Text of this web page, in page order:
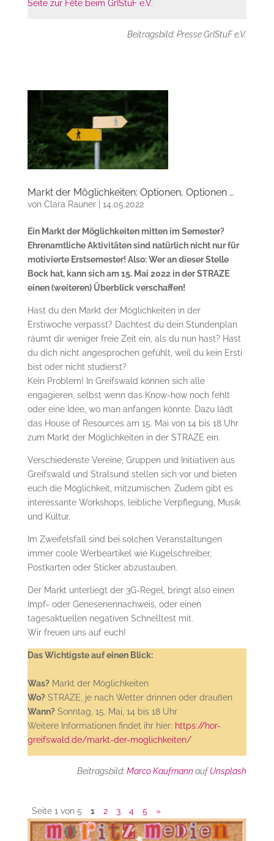
Seite zur Fête beim GrIStuF e.V.
Beitragsbild: Presse GrIStuF e.V.
Markt der Möglichkeiten: Optionen, Optionen …
von Clara Rauner| 14.05.2022
Ein Markt der Möglichkeiten mitten im Semester?
Ehrenamtliche Aktivitäten sind natürlich nicht nur für
motivierte Erstsemester! Also: Wer an dieser Stelle
Bock hat, kann sich am 15. Mai 2022 in der STRAZE
einen (weiteren) Überblick verschaffen!
Hast du den Markt der Möglichkeiten in der
Erstiwoche verpasst? Dachtest du dein Stundenplan
räumt dir weniger freie Zeit ein, als du nun hast? Hast
du dich nicht angesprochen gefühlt, weil du kein Ersti
bist oder nicht studierst?
Kein Problem! In Greifswald können sich alle
engagieren, selbst wenn das Know-how noch fehlt
oder eine Idee, wo man anfangen könnte. Dazu lädt
das House of Resources am 15. Mai von 14 bis 18 Uhr
zum Markt der Möglichkeiten in der STRAZE ein.
Verschiedenste Vereine, Gruppen und Initiativen aus
Greifswald und Stralsund stellen sich vor und bieten
euch die Möglichkeit, mitzumischen. Zudem gibt es
interessante Workshops, leibliche Verpflegung, Musik
und Kultur.
Im Zweifelsfall sind bei solchen Veranstaltungen
immer coole Werbeartikel wie Kugelschreiber,
Postkarten oder Sticker abzustauben.
Der Markt unterliegt der 3G-Regel, bringt also einen
Impf- oder Genesenennachweis, oder einen
tagesaktuellen negativen Schnelltest mit.
Wir freuen uns auf euch!
Das Wichtigste auf einen Blick:
Was?Markt der Möglichkeiten
Wo?STRAZE, je nach Wetter drinnen oder draußen
Wann?Sonntag, 15. Mai, 14 bis 18 Uhr
Weitere Informationen findet ihr hier: https://hor-
greifswald.de/markt-der-moglichkeiten/
Beitragsbild:Marco Kaufmann aufUnsplash
Seite 1 von 5 1 2 3 4 5 »